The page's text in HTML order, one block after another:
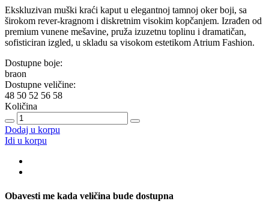
Ekskluzivan muški kraći kaput u elegantnoj tamnoj oker boji, sa
širokom rever-kragnom i diskretnim visokim kopčanjem. Izrađen od
premium vunene mešavine, pruža izuzetnu toplinu i dramatičan,
sofisticiran izgled, u skladu sa visokom estetikom Atrium Fashion.
Dostupne boje:
braon
Dostupne veličine:
48 50 52 56 58
Količina
Dodaj u korpu
Idi u korpu
Obavesti me kada veličina bude dostupna